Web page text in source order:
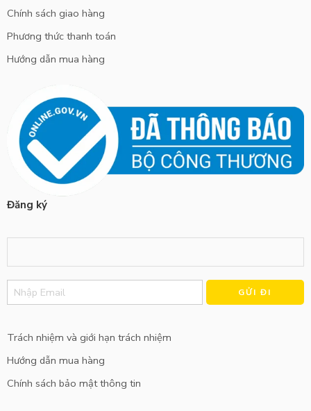
Chính sách giao hàng
Phương thức thanh toán
Hướng dẫn mua hàng
Đăng ký
Alternative:
Trách nhiệm và giới hạn trách nhiệm
Hướng dẫn mua hàng
Chính sách bảo mật thông tin